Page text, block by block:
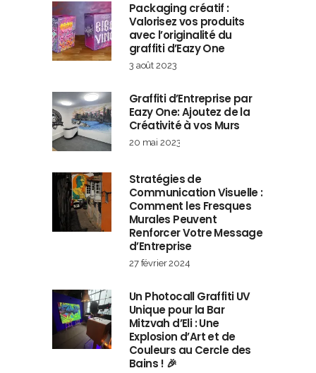
Packaging créatif :
Valorisez vos produits
avec l’originalité du
graffiti d’Eazy One
3 août 2023
Graffiti d’Entreprise par
Eazy One: Ajoutez de la
Créativité à vos Murs
20 mai 2023
Stratégies de
Communication Visuelle :
Comment les Fresques
Murales Peuvent
Renforcer Votre Message
d’Entreprise
27 février 2024
Un Photocall Graffiti UV
Unique pour la Bar
Mitzvah d’Eli : Une
Explosion d’Art et de
Couleurs au Cercle des
Bains ! 🎉